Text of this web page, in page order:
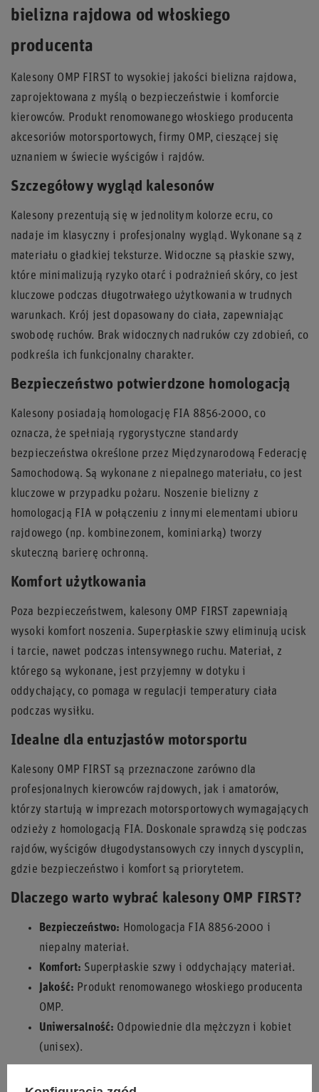
bielizna rajdowa od włoskiego
producenta
Kalesony OMP FIRST to wysokiej jakości bielizna rajdowa,
zaprojektowana z myślą o bezpieczeństwie i komforcie
kierowców. Produkt renomowanego włoskiego producenta
akcesoriów motorsportowych, firmy OMP, cieszącej się
uznaniem w świecie wyścigów i rajdów.
Szczegółowy wygląd kalesonów
Kalesony prezentują się w jednolitym kolorze ecru, co
nadaje im klasyczny i profesjonalny wygląd. Wykonane są z
materiału o gładkiej teksturze. Widoczne są płaskie szwy,
które minimalizują ryzyko otarć i podrażnień skóry, co jest
kluczowe podczas długotrwałego użytkowania w trudnych
warunkach. Krój jest dopasowany do ciała, zapewniając
swobodę ruchów. Brak widocznych nadruków czy zdobień, co
podkreśla ich funkcjonalny charakter.
Bezpieczeństwo potwierdzone homologacją
Kalesony posiadają homologację FIA 8856-2000, co
oznacza, że spełniają rygorystyczne standardy
bezpieczeństwa określone przez Międzynarodową Federację
Samochodową. Są wykonane z niepalnego materiału, co jest
kluczowe w przypadku pożaru. Noszenie bielizny z
homologacją FIA w połączeniu z innymi elementami ubioru
rajdowego (np. kombinezonem, kominiarką) tworzy
skuteczną barierę ochronną.
Komfort użytkowania
Poza bezpieczeństwem, kalesony OMP FIRST zapewniają
wysoki komfort noszenia. Superpłaskie szwy eliminują ucisk
i tarcie, nawet podczas intensywnego ruchu. Materiał, z
którego są wykonane, jest przyjemny w dotyku i
oddychający, co pomaga w regulacji temperatury ciała
podczas wysiłku.
Idealne dla entuzjastów motorsportu
Kalesony OMP FIRST są przeznaczone zarówno dla
profesjonalnych kierowców rajdowych, jak i amatorów,
którzy startują w imprezach motorsportowych wymagających
odzieży z homologacją FIA. Doskonale sprawdzą się podczas
rajdów, wyścigów długodystansowych czy innych dyscyplin,
gdzie bezpieczeństwo i komfort są priorytetem.
Dlaczego warto wybrać kalesony OMP FIRST?
Bezpieczeństwo: Homologacja FIA 8856-2000 i
niepalny materiał.
Komfort: Superpłaskie szwy i oddychający materiał.
Jakość: Produkt renomowanego włoskiego producenta
OMP.
Uniwersalność: Odpowiednie dla mężczyzn i kobiet
(unisex).